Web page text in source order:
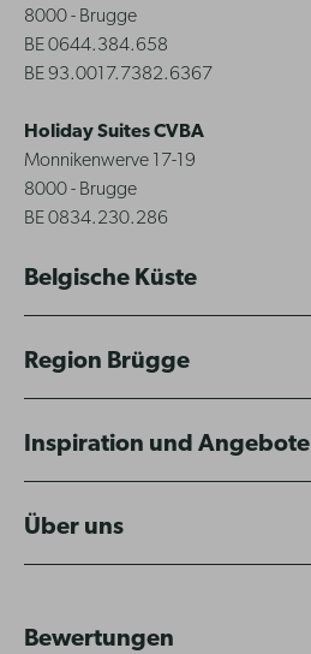
8000 - Brugge
BE 0644.384.658
BE 93.0017.7382.6367
Holiday Suites CVBA
Monnikenwerve 17-19
8000 - Brugge
BE 0834.230.286
Belgische Küste
Region Brügge
Inspiration und Angebote
Über uns
Bewertungen